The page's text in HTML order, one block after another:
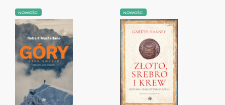
NOWOŚCI NOWOŚCI